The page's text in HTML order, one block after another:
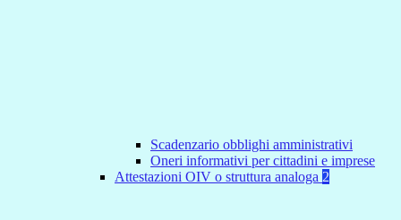
Scadenzario obblighi amministrativi
Oneri informativi per cittadini e imprese
Attestazioni OIV o struttura analoga 2